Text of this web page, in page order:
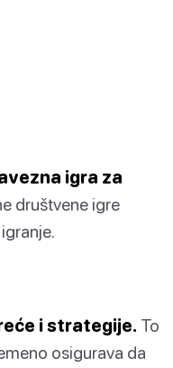
igra za
društvene igre
i strategije. To
osigurava da